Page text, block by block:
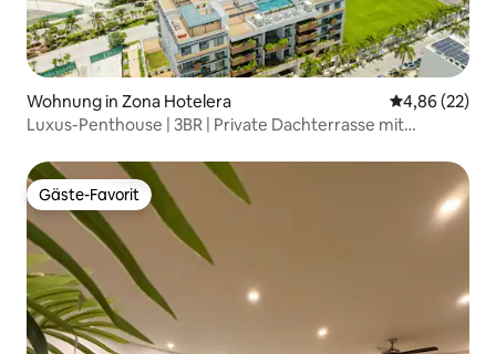
Wohnung in Zona Hotelera
4,86 (22)
Luxus-Penthouse | 3BR | Private Dachterrasse mit
Gäste-Favorit
Gäste-Favorit